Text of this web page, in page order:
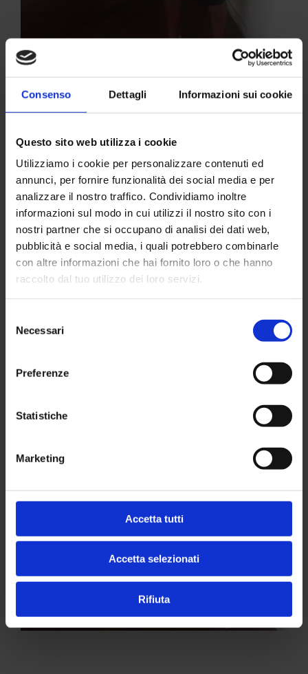
Consenso Dettagli Informazioni sui cookie
Questo sito web utilizza i cookie
Utilizziamo i cookie per personalizzare contenuti ed
annunci, per fornire funzionalità dei social media e per
analizzare il nostro traffico. Condividiamo inoltre
informazioni sul modo in cui utilizzi il nostro sito con i
nostri partner che si occupano di analisi dei dati web,
pubblicità e social media, i quali potrebbero combinarle
con altre informazioni che hai fornito loro o che hanno
raccolto dal tuo utilizzo dei loro servizi.
delNecessari
Preferenze
Statistiche
Marketing
Accetta tutti
Accetta selezionati
Rifiuta
dall’Inter che hanno effettuato una serie di indagini che
vanno dallaradiologia tradizionale (RX) fino alla
Risonanza Magnetica (RMN).
Guarda la gallery fotografica 